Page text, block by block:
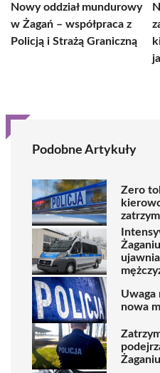
Nowy oddział mundurowy
w Żagań – współpraca z
Policją i Strażą Graniczną
Podobne Artykuły
Zero
Uwaga
nowa
Żaganiu